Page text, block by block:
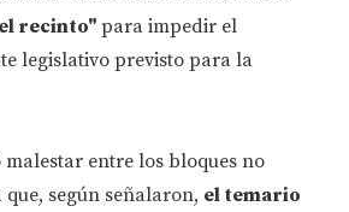
recinto"para impedir el
legislativo previsto para la
entre los bloques no
según señalaron, el temario